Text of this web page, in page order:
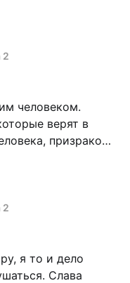
только
черепа.
развел. Как в
2
человеком.
верят в
призраков
толпы, втюхивая
надежно
сейчас, под
2
я то и дело
Слава